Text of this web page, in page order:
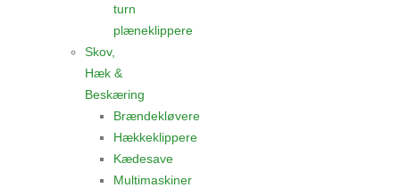
turn
plæneklippere
Skov,
Hæk &
Beskæring
Brændekløvere
Hækkeklippere
Kædesave
Multimaskiner